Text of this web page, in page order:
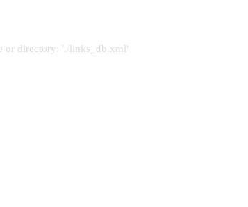
or directory: './links_db.xml'